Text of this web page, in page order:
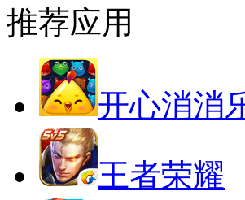
推荐应用
开心消消
王者荣耀